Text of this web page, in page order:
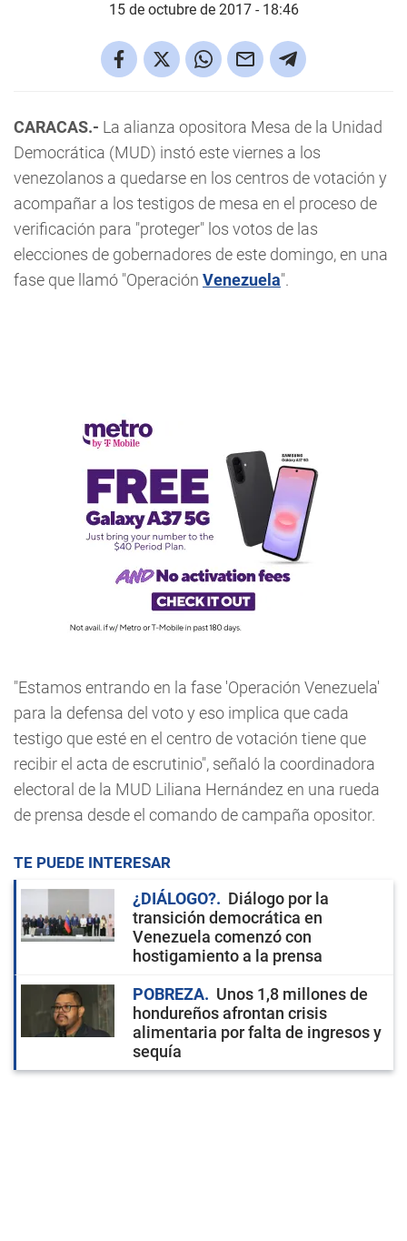
15 de octubre de 2017 - 18:46
CARACAS.- La alianza opositora Mesa de la Unidad
Democrática (MUD) instó este viernes a los
venezolanos a quedarse en los centros de votación y
acompañar a los testigos de mesa en el proceso de
verificación para "proteger" los votos de las
elecciones de gobernadores de este domingo, en una
fase que llamó "Operación Venezuela".
"Estamos entrando en la fase 'Operación Venezuela'
para la defensa del voto y eso implica que cada
testigo que esté en el centro de votación tiene que
recibir el acta de escrutinio", señaló la coordinadora
electoral de la MUD Liliana Hernández en una rueda
de prensa desde el comando de campaña opositor.
TE PUEDE INTERESAR
¿DIÁLOGO?
Diálogo por la
transición democrática en
Venezuela comenzó con
hostigamiento a la prensa
POBREZA
Unos 1,8 millones de
hondureños afrontan crisis
alimentaria por falta de ingresos y
sequía